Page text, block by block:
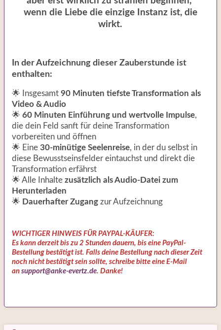
wenn die Liebe die einzige Instanz ist, die
wirkt.
In der Aufzeichnung dieser Zauberstunde ist
enthalten:
🌟 Insgesamt 90 Minuten tiefste Transformation als
Video & Audio
🌟 60 Minuten Einführung und wertvolle Impulse,
die dein Feld sanft für deine Transformation
vorbereiten und öffnen
🌟 Eine 30-minütige Seelenreise, in der du selbst in
diese Bewusstseinsfelder eintauchst und direkt die
Transformation erfährst
🌟 Alle Inhalte zusätzlich als Audio-Datei zum
Herunterladen
🌟 Dauerhafter Zugang zur Aufzeichnung
WICHTIGER HINWEIS FÜR PAYPAL-KÄUFER:
Es kann derzeit bis zu 2 Stunden dauern, bis eine PayPal-
Bestellung bestätigt ist. Falls deine Bestellung nach dieser Zeit
noch nicht bestätigt sein sollte, schreibe bitte eine E-Mail
an support@anke-evertz.de. Danke!